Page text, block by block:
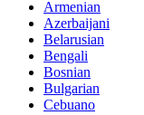
Armenian
Azerbaijani
Belarusian
Bengali
Bosnian
Bulgarian
Cebuano